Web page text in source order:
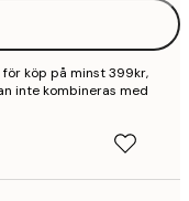
köp på minst 399kr,
inte kombineras med